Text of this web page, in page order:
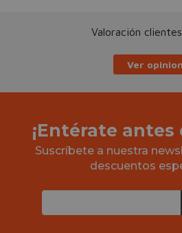
Valoración clientes
Ver
¡Entérate antes
Suscríbete a nuestra
descuentos